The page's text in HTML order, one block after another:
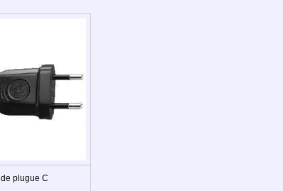
plugue C